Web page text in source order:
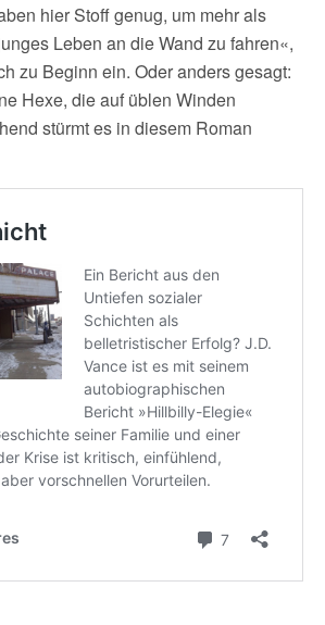
hier Stoff genug, um mehr als
Leben an die Wand zu fahren«,
zu Beginn ein. Oder anders gesagt:
Hexe, die auf üblen Winden
stürmt es in diesem Roman